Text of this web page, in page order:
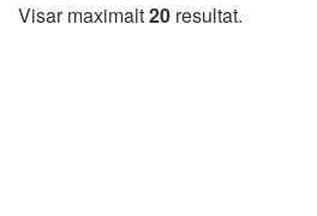
Visar maximalt20 resultat.